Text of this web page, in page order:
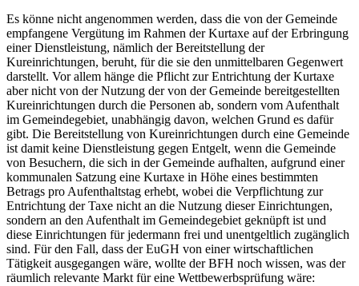
Es könne nicht angenommen werden, dass die von der Gemeinde
empfangene Vergütung im Rahmen der Kurtaxe auf der Erbringung
einer Dienstleistung, nämlich der Bereitstellung der
Kureinrichtungen, beruht, für die sie den unmittelbaren Gegenwert
darstellt. Vor allem hänge die Pflicht zur Entrichtung der Kurtaxe
aber nicht von der Nutzung der von der Gemeinde bereitgestellten
Kureinrichtungen durch die Personen ab, sondern vom Aufenthalt
im Gemeindegebiet, unabhängig davon, welchen Grund es dafür
gibt. Die Bereitstellung von Kureinrichtungen durch eine Gemeinde
ist damit keine Dienstleistung gegen Entgelt, wenn die Gemeinde
von Besuchern, die sich in der Gemeinde aufhalten, aufgrund einer
kommunalen Satzung eine Kurtaxe in Höhe eines bestimmten
Betrags pro Aufenthaltstag erhebt, wobei die Verpflichtung zur
Entrichtung der Taxe nicht an die Nutzung dieser Einrichtungen,
sondern an den Aufenthalt im Gemeindegebiet geknüpft ist und
diese Einrichtungen für jedermann frei und unentgeltlich zugänglich
sind. Für den Fall, dass der EuGH von einer wirtschaftlichen
Tätigkeit ausgegangen wäre, wollte der BFH noch wissen, was der
räumlich relevante Markt für eine Wettbewerbsprüfung wäre: